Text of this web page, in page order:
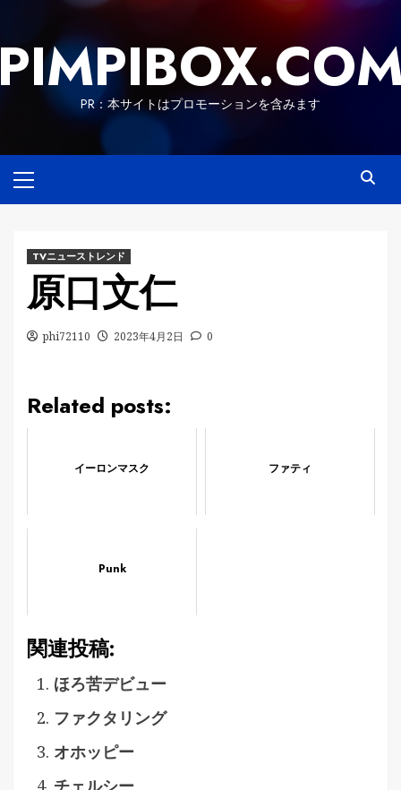
content
PR：本サイトはプロモーションを含みます
Menu
TVニューストレンド
原口文仁
phi72110 2023年4月2日 0
Related posts:
イーロンマスク ファティ
Punk
関連投稿:
ほろ苦デビュー
ファクタリング
オホッピー
チェルシー